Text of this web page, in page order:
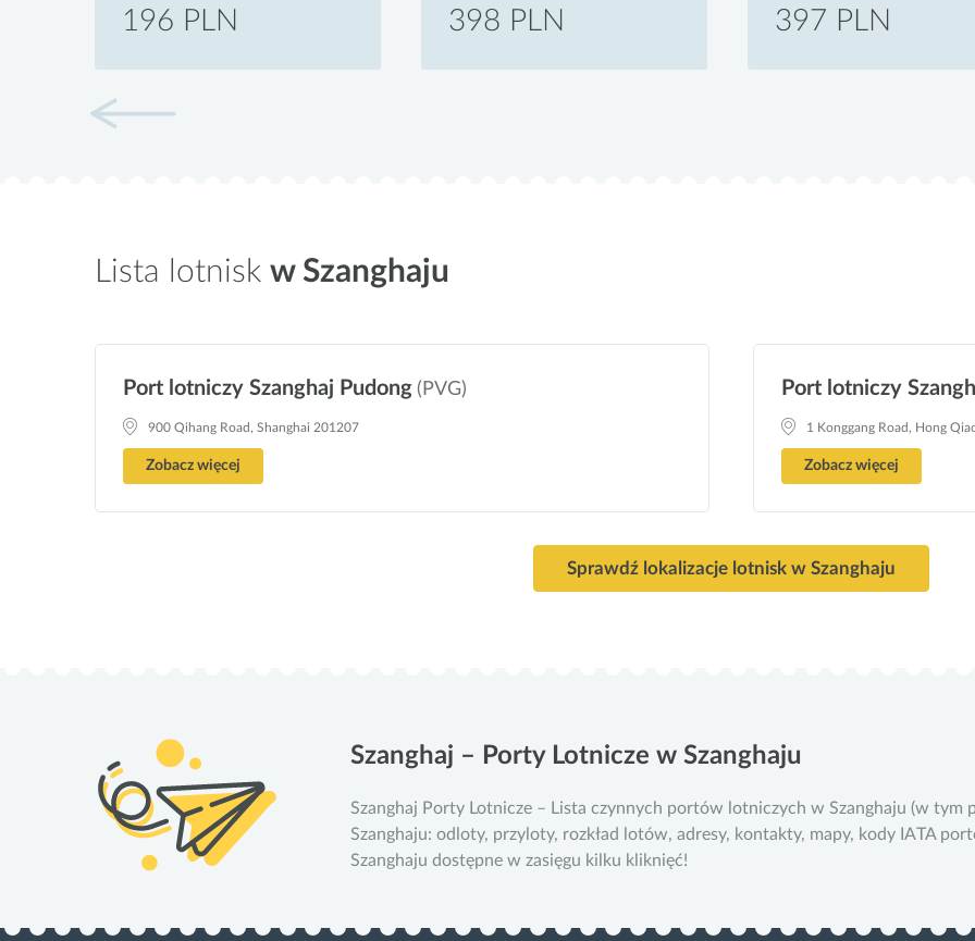
196 PLN 398 PLN 397 PLN
Lista lotnisk w Szanghaju
Port lotniczy Szanghaj Pudong (PVG)
900 Qihang Road, Shanghai 201207
Zobacz więcej
Port lotniczy
1 Konggang Road, Hong
Zobacz więcej
Sprawdź lokalizacje lotnisk w Szanghaju
Szanghaj – Porty Lotnicze w Szanghaju
Szanghaj Porty Lotnicze – Lista czynnych portów lotniczych w Szanghaju (w
Szanghaju: odloty, przyloty, rozkład lotów, adresy, kontakty, mapy, kody IATA
Szanghaju dostępne w zasięgu kilku kliknięć!